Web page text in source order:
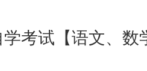
考试【语文、